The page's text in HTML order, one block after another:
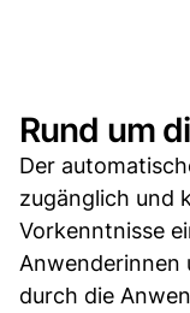
Rund um
Der
zugänglich und
Vorkenntnisse
durch die